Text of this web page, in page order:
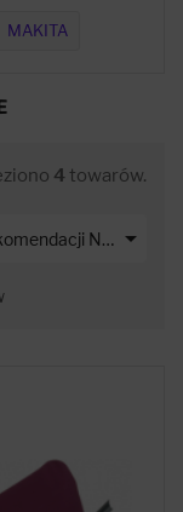
MAKITA
4 towarów.
Rekomendacji Net-s 